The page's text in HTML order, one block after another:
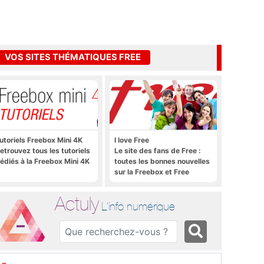
VOS SITES THÉMATIQUES FREE
Freebox Mini 4K
tous les tutoriels
à la Freebox Mini 4K
I love Free
Le site des fans de Free :
toutes les bonnes nouvelles
sur la Freebox et Free
Actuly L'info numérique